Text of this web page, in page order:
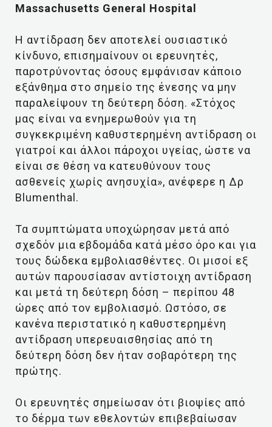
Massachusetts General Hospital
Η αντίδραση δεν αποτελεί ουσιαστικό
κίνδυνο, επισημαίνουν οι ερευνητές,
παροτρύνοντας όσους εμφάνισαν κάποιο
εξάνθημα στο σημείο της ένεσης να μην
παραλείψουν τη δεύτερη δόση. «Στόχος
μας είναι να ενημερωθούν για τη
συγκεκριμένη καθυστερημένη αντίδραση οι
γιατροί και άλλοι πάροχοι υγείας, ώστε να
είναι σε θέση να κατευθύνουν τους
ασθενείς χωρίς ανησυχία», ανέφερε η Δρ
Blumenthal.
Τα συμπτώματα υποχώρησαν μετά από
σχεδόν μια εβδομάδα κατά μέσο όρο και για
τους δώδεκα εμβολιασθέντες. Οι μισοί εξ
αυτών παρουσίασαν αντίστοιχη αντίδραση
και μετά τη δεύτερη δόση – περίπου 48
ώρες από τον εμβολιασμό. Ωστόσο, σε
κανένα περιστατικό η καθυστερημένη
αντίδραση υπερευαισθησίας από τη
δεύτερη δόση δεν ήταν σοβαρότερη της
πρώτης.
Οι ερευνητές σημείωσαν ότι βιοψίες από
το δέρμα των εθελοντών επιβεβαίωσαν